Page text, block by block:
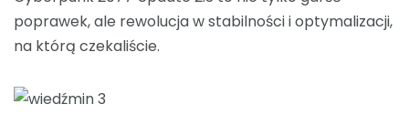
poprawek, ale rewolucja w stabilności i optymalizacji,
na którą czekaliście.